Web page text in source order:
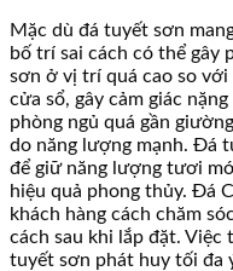
Mặc dù đá tuyết sơn
bố trí sai cách có thể gây
sơn ở vị trí quá cao so
cửa sổ, gây cảm giác
phòng ngủ quá gần
do năng lượng mạnh. Đá
để giữ năng lượng tươi
hiệu quả phong thủy. Đá
khách hàng cách chăm
cách sau khi lắp đặt. Việc
tuyết sơn phát huy tối đa